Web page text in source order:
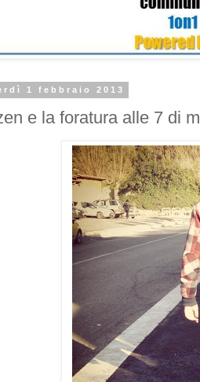
1 febbraio 2013
e la foratura alle 7 di